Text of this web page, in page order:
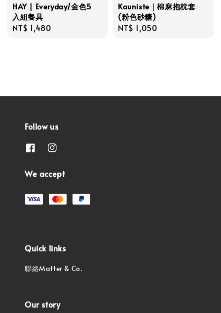
HAY | Everyday/金色5
入組餐具
Regular
NT$ 1,480
Kauniste｜棉麻抱枕套
(粉色砂糖)
Regular
NT$ 1,050
Follow us
We accept
Quick links
聯絡Matter & Co.
Our story